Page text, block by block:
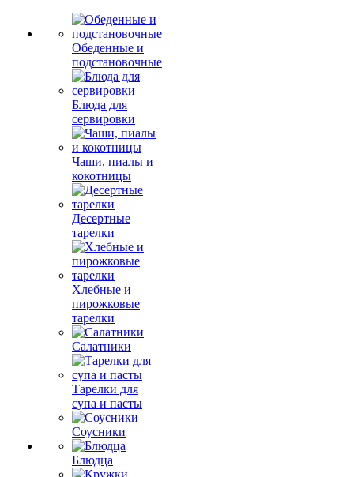
Обеденные и
подстановочные
Блюда для
сервировки
Чаши, пиалы и
кокотницы
Десертные
тарелки
Хлебные и
пирожковые
тарелки
Салатники
Тарелки для
супа и пасты
Соусники
Блюдца